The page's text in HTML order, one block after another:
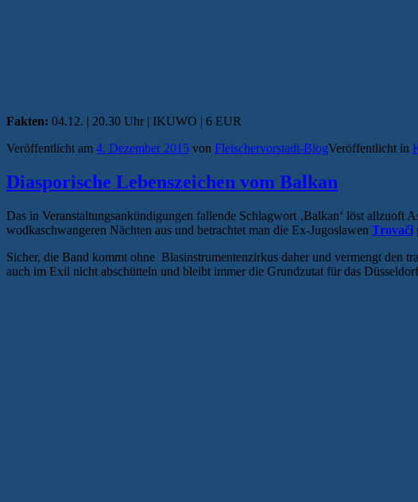
Fakten: 04.12. | 20.30 Uhr | IKUWO | 6 EUR
Veröffentlicht am 4. Dezember 2015 von Fleischervorstadt-BlogVeröffentlicht in
Diasporische Lebenszeichen vom Balkan
Das in Veranstaltungsankündigungen fallende Schlagwort ‚Balkan‘ löst
wodkaschwangeren Nächten aus und betrachtet man die Ex-Jugoslawen Trovači
Sicher, die Band kommt ohne Blasinstrumentenzirkus daher und vermengt den
auch im Exil nicht abschütteln und bleibt immer die Grundzutat für das